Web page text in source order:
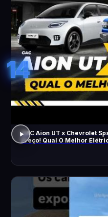
14
GAC Aion UT x Chevrolet
Preço! Qual O Melhor